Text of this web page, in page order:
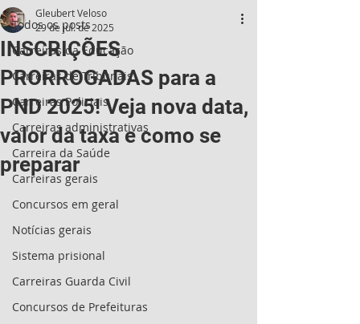
Todos os posts
Carreiras da Educação
Carreiras de Tribunais
Carreiras Policiais
Carreiras administrativas
Carreira da Saúde
Carreiras gerais
Concursos em geral
Notícias gerais
Sistema prisional
Carreiras Guarda Civil
Concursos de Prefeituras
INSCRIÇÕES
PRORROGADAS para a
PND 2025! Veja nova data,
valor da taxa e como se
preparar
Gleubert Veloso
29 de jul. de 2025